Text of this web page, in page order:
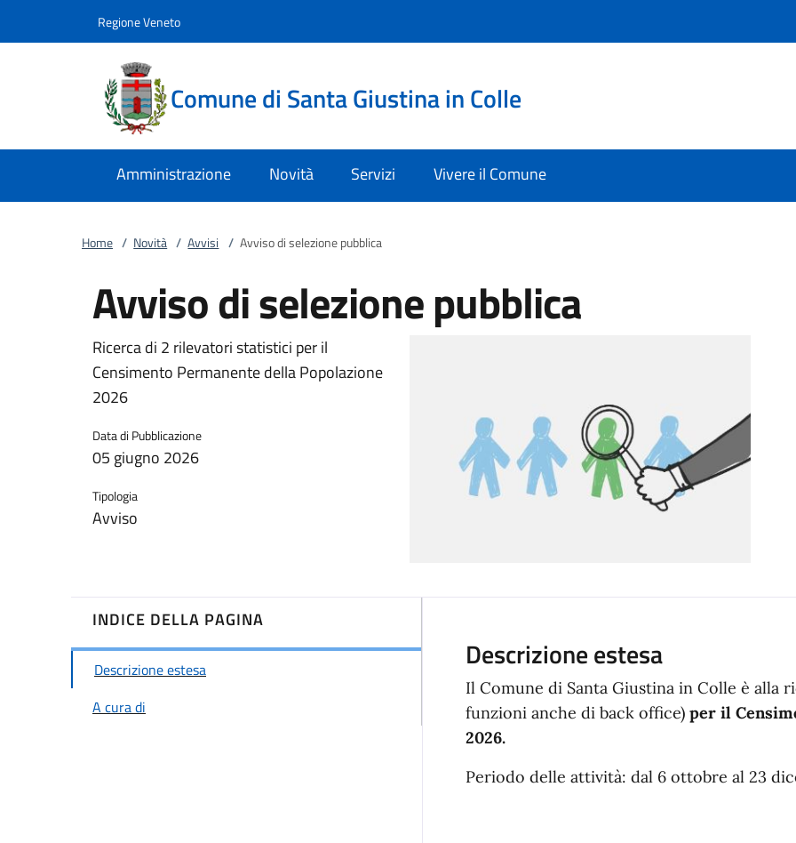
Regione Veneto
Comune di Santa Giustina in Colle
Amministrazione Novità Servizi Vivere il Comune
Home / Novità / Avvisi / Avviso di selezione pubblica
Avviso di selezione pubblica
Ricerca di 2 rilevatori statistici per il
Censimento Permanente della Popolazione
2026
Data di Pubblicazione
05 giugno 2026
Tipologia
Avviso
INDICE DELLA PAGINA
Descrizione estesa
A cura di
Descrizione estesa
Il Comune di Santa Giustina in Colle è alla
funzioni anche di back office) per il
2026.
Periodo delle attività: dal 6 ottobre al 23